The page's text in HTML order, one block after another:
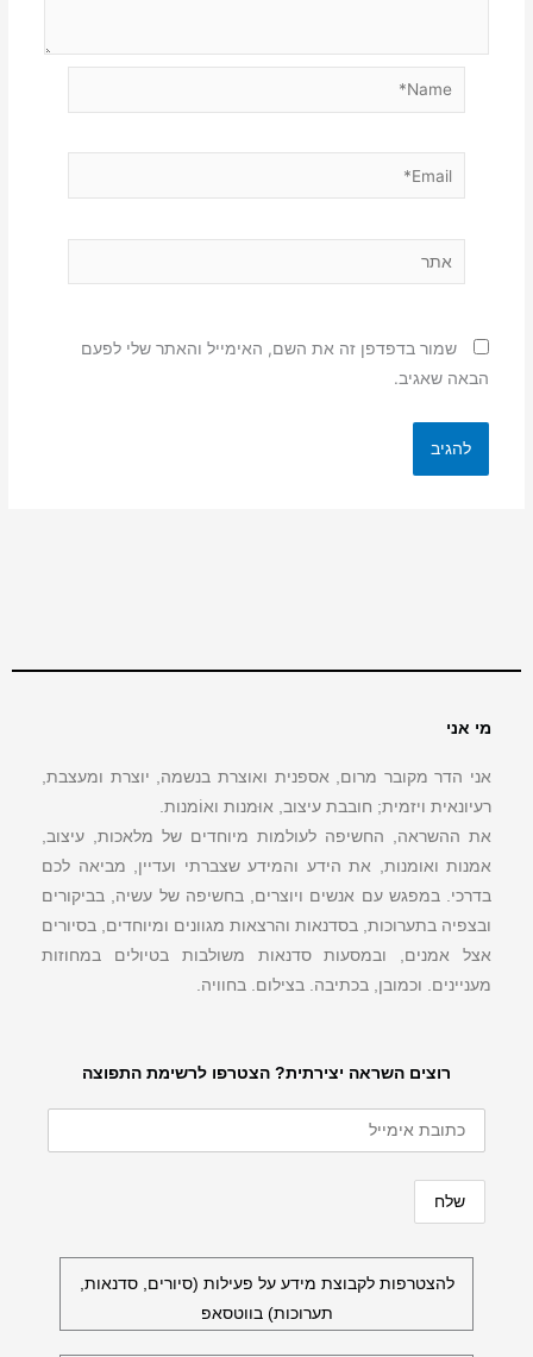
Email*
שמור בדפדפן זה את השם, האימייל והאתר שלי לפעם
הבאה שאגיב.
רוצים השראה יצירתית? הצטרפו לרשימת התפוצה
להצטרפות לקבוצת מידע על פעילות (סיורים, סדנאות,
תערוכות) בווטסאפ
מי אני
אני הדר מקובר מרום, אספנית ואוצרת בנשמה, יוצרת ומעצבת,
רעיונאית ויזמית; חובבת עיצוב, אוּמנות ואוֹמנות.
את ההשראה, החשיפה לעולמות מיוחדים של מלאכות, עיצוב,
אמנות ואומנות, את הידע והמידע שצברתי ועדיין, מביאה לכם
בדרכי. במפגש עם אנשים ויוצרים, בחשיפה של עשיה, בביקורים
ובצפיה בתערוכות, בסדנאות והרצאות מגוונים ומיוחדים, בסיורים
אצל אמנים, ובמסעות סדנאות משולבות בטיולים במחוזות
מעניינים. וכמובן, בכתיבה. בצילום. בחוויה.